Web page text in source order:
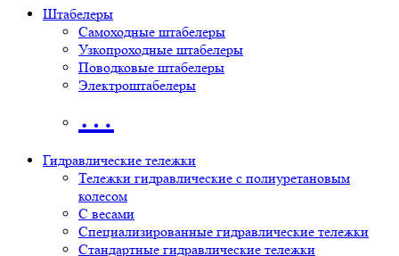
Штабелеры
Самоходные штабелеры
Узкопроходные штабелеры
Поводковые штабелеры
Электроштабелеры
…
Гидравлические тележки
Тележки гидравлические с полиуретановым
колесом
С весами
Специализированные гидравлические тележки
Стандартные гидравлические тележки